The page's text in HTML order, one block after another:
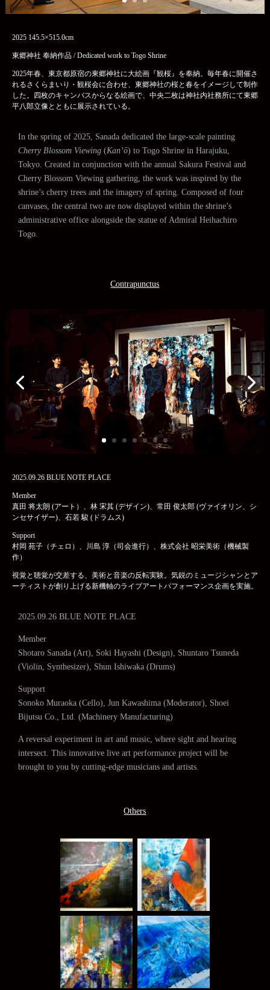
2025 145.5×515.0cm
東郷神社 奉納作品 / Dedicated work to Togo Shrine
2025年春、東京都原宿の東郷神社に大絵画『観桜』を奉納。毎年春に開催さ
れるさくらまいり・観桜会に合わせ、東郷神社の桜と春をイメージして制作
した。四枚のキャンバスからなる絵画で、中央二枚は神社内社務所にて東郷
平八郎立像とともに展示されている。
In the spring of 2025, Sanada dedicated the large-scale painting
Cherry Blossom Viewing (Kan’ō) to Togo Shrine in Harajuku,
Tokyo. Created in conjunction with the annual Sakura Festival and
Cherry Blossom Viewing gathering, the work was inspired by the
shrine’s cherry trees and the imagery of spring. Composed of four
canvases, the central two are now displayed within the shrine’s
administrative office alongside the statue of Admiral Heihachiro
Togo.
Contrapunctus
2025.09.26 BLUE NOTE PLACE
Member
真田 将太朗 (アート）、林 宋其 (デザイン)、常田 俊太郎 (ヴァイオリン、シ
ンセサイザー)、石若 駿 (ドラムス)
Support
村岡 苑子（チェロ）、川島 淳（司会進行）、株式会社 昭栄美術（機械製
作）
視覚と聴覚が交差する、美術と音楽の反転実験。気鋭のミュージシャンとア
ーティストが創り上げる新機軸のライブアートパフォーマンス企画を実施。
2025.09.26 BLUE NOTE PLACE
Member
Shotaro Sanada (Art), Soki Hayashi (Design), Shuntaro Tsuneda
(Violin, Synthesizer), Shun Ishiwaka (Drums)
Support
Sonoko Muraoka (Cello), Jun Kawashima (Moderator), Shoei
Bijutsu Co., Ltd. (Machinery Manufacturing)
A reversal experiment in art and music, where sight and hearing
intersect. This innovative live art performance project will be
brought to you by cutting-edge musicians and artists.
Others